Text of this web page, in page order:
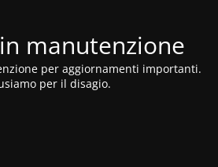
manutenzione
per aggiornamenti importanti.
per il disagio.